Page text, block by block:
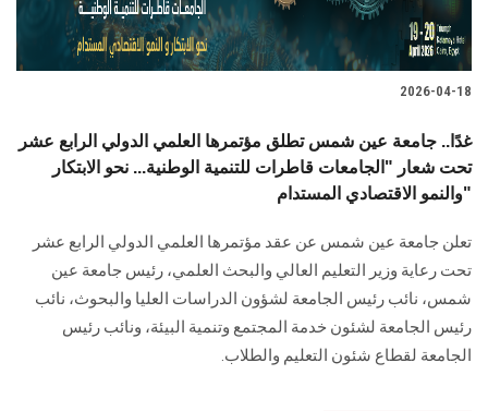
2026-04-18
غدًا.. جامعة عين شمس تطلق مؤتمرها العلمي الدولي الرابع عشر
تحت شعار "الجامعات قاطرات للتنمية الوطنية... نحو الابتكار
والنمو الاقتصادي المستدام"
تعلن جامعة عين شمس عن عقد مؤتمرها العلمي الدولي الرابع عشر
تحت رعاية وزير التعليم العالي والبحث العلمي، رئيس جامعة عين
شمس، نائب رئيس الجامعة لشؤون الدراسات العليا ‏والبحوث، نائب
رئيس الجامعة لشئون خدمة المجتمع وتنمية البيئة، ونائب رئيس
الجامعة لقطاع شئون التعليم والطلاب.